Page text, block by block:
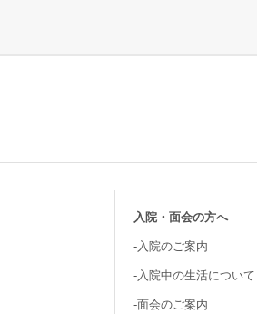
入院・面会の方へ
-入院のご案内
-入院中の生活について
-面会のご案内